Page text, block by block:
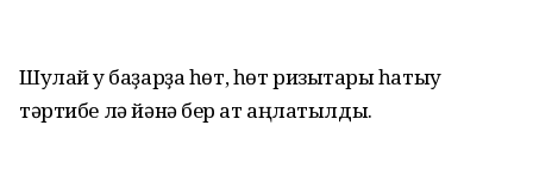
Шулай уҡ баҙарҙа һөт, һөт ризыҡтары һатыу
тәртибе лә йәнә бер ҡат аңлатылды.